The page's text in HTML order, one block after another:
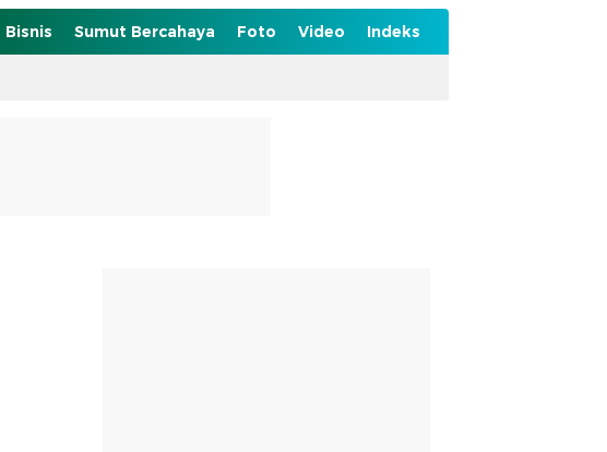
Bisnis Sumut Bercahaya Foto Video Indeks